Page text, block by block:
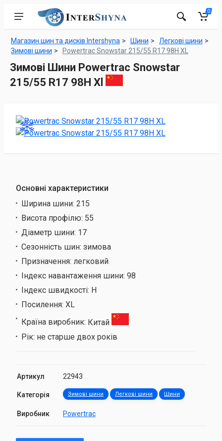
0
Магазин шин та дисків Intershyna Шини
Легкові шини
Зимові шини
Powertrac Snowstar 215/55 R17 98H XL
Зимові Шини Powertrac Snowstar
215/55 R17 98H Xl
Основні характеристики
Ширина шини: 215
Висота профілю: 55
Діаметр шини: 17
Сезонність шин: зимова
Призначення: легковий
Індекс навантаження шини: 98
Індекс швидкості: H
Посилення: XL
Країна виробник: Китай
Рік: не старше двох років
Артикул 22943
Категорія Зимові шини Легкові шини Шини
Виробник Powertrac